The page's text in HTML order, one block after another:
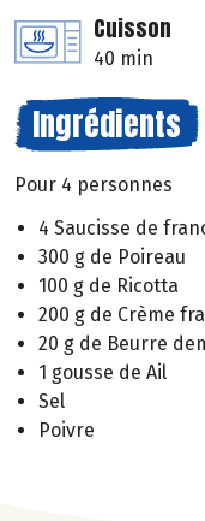
Cuisson
40 min
Ingrédients
Pour 4 personnes
4 Saucisse de
300 g de Poireau
100 g de Ricotta
200 g de Crème
20 g de Beurre
1 gousse de Ail
Sel
Poivre